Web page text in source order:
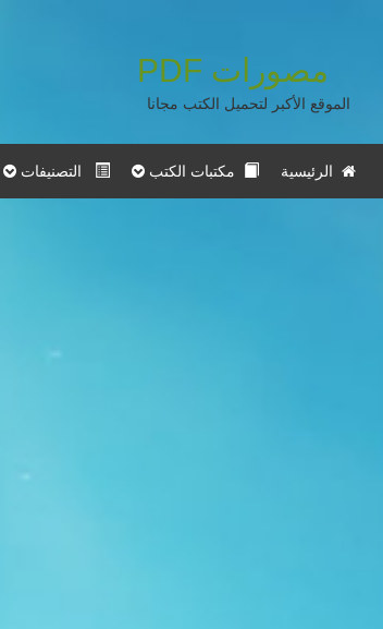
مصورات PDF
الموقع الأكبر لتحميل الكتب مجانا
الرئيسية مكتبات الكتب التصنيفات